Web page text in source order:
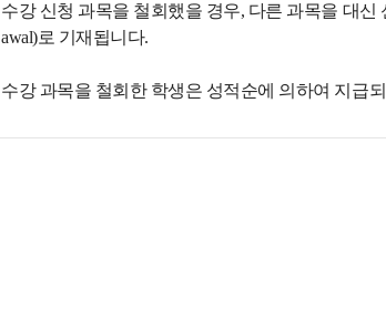
수강 신청 과목을 철회했을 경우, 다른 과목을 대
awal)로 기재됩니다.
수강 과목을 철회한 학생은 성적순에 의하여 지급